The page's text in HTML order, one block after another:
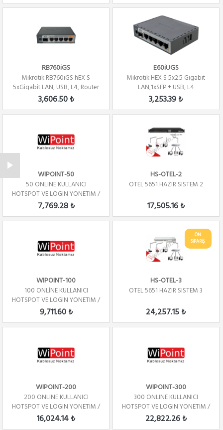
RB760iGS
Mikrotik RB760iGS hEX S
5xGigabit LAN, USB, L4, Router
/ Firewall ...
3,606.50 ₺
E60iUGS
Mikrotik HEX S 5x2.5 Gigabit
LAN,1xSFP + USB, L4
3,253.39 ₺
WIPOINT-50
50 ONLINE KULLANICI
HOTSPOT VE LOGIN YONETIM /
YILLIK
7,769.28 ₺
HS-OTEL-2
OTEL 5651 HAZIR SISTEM 2
17,505.16 ₺
WIPOINT-100
100 ONLİNE KULLANICI
HOTSPOT VE LOGIN YONETIM /
YILLIK
9,711.60 ₺
ÖN
SİPARİŞ
HS-OTEL-3
OTEL 5651 HAZIR SISTEM 3
24,257.15 ₺
WIPOINT-200
200 ONLINE KULLANICI
HOTSPOT VE LOGIN YONETIM /
YILLIK
16,024.14 ₺
WIPOINT-300
300 ONLINE KULLANICI
HOTSPOT VE LOGIN YONETIM /
YILLIK
22,822.26 ₺